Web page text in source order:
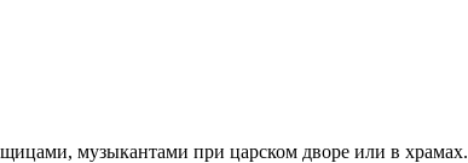
музыкантами при царском дворе или в храмах.